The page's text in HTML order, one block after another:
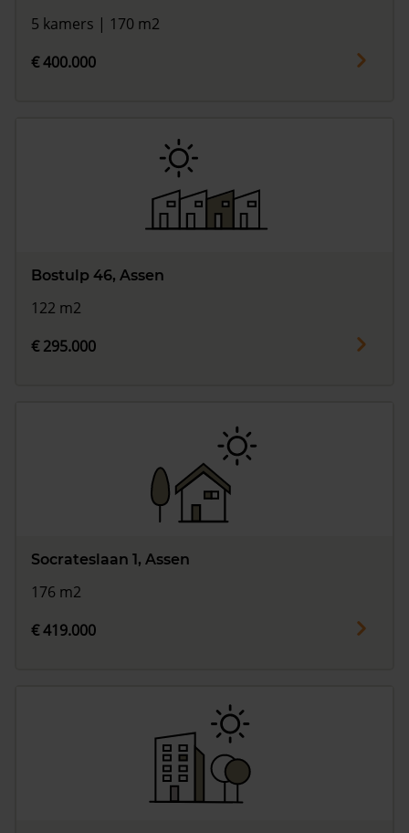
5 kamers | 170 m2
€ 400.000
Bostulp 46, Assen
122 m2
€ 295.000
Socrateslaan 1, Assen
176 m2
€ 419.000